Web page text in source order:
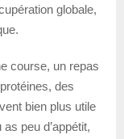
globale,
course, un repas
des
bien plus utile
peu d’appétit,